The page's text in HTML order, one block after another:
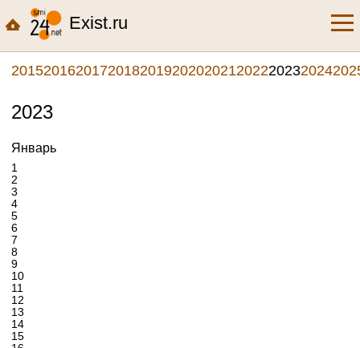
Exist.ru
2015201620172018201920202021202220232024
2023
Январь
1
2
3
4
5
6
7
8
9
10
11
12
13
14
15